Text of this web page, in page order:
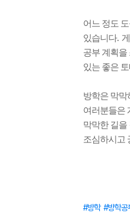
어느 정도
있습니다.
공부 계획을
있는 좋은
방학은 막막
여러분들은
막막한 길을
조심하시고
방학 방학공